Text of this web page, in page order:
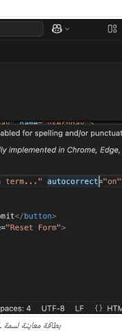
بطاقة معاينة لسمة HTML